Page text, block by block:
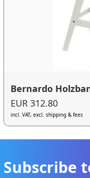
Bernardo
EUR 312.80
incl. VAT, excl. shipping & fees
Subscribe